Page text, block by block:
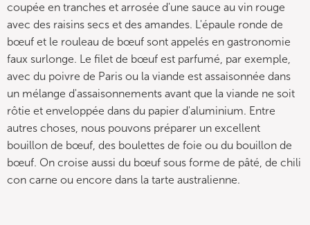
coupée en tranches et arrosée d'une sauce au vin rouge
avec des raisins secs et des amandes. L'épaule ronde de
bœuf et le rouleau de bœuf sont appelés en gastronomie
faux surlonge. Le filet de bœuf est parfumé, par exemple,
avec du poivre de Paris ou la viande est assaisonnée dans
un mélange d'assaisonnements avant que la viande ne soit
rôtie et enveloppée dans du papier d'aluminium. Entre
autres choses, nous pouvons préparer un excellent
bouillon de bœuf, des boulettes de foie ou du bouillon de
bœuf. On croise aussi du bœuf sous forme de pâté, de chili
con carne ou encore dans la tarte australienne.